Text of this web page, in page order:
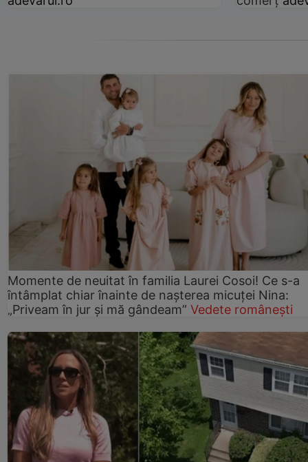
Momente de neuitat în familia Laurei Cosoi! Ce s-a
întâmplat chiar înainte de nașterea micuței Nina:
„Priveam în jur și mă gândeam” Vedete românești